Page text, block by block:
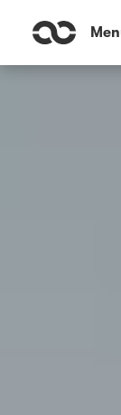
Outdoor Fitness